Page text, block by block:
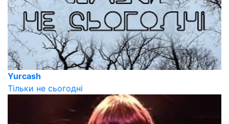
Yurcash
Тільки не сьогодні